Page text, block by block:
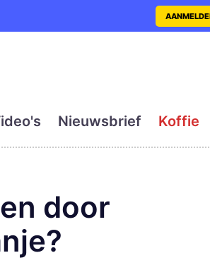
met actueel
Nieuwsbrief Koffie
door